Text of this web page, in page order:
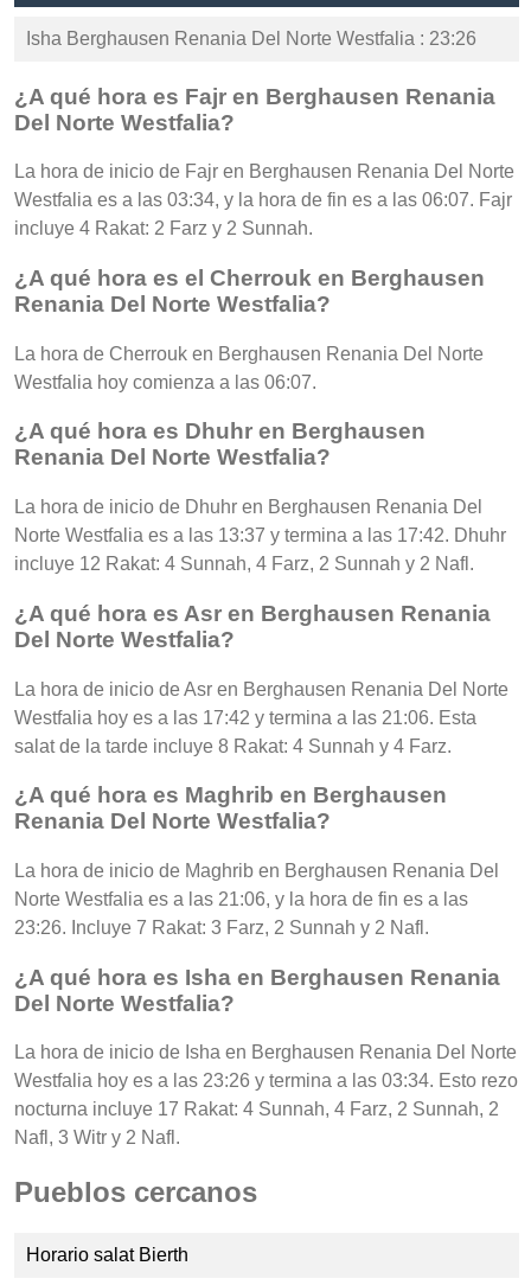
Isha Berghausen Renania Del Norte Westfalia : 23:26
¿A qué hora es Fajr en Berghausen Renania
Del Norte Westfalia?
La hora de inicio de Fajr en Berghausen Renania Del Norte
Westfalia es a las 03:34, y la hora de fin es a las 06:07. Fajr
incluye 4 Rakat: 2 Farz y 2 Sunnah.
¿A qué hora es el Cherrouk en Berghausen
Renania Del Norte Westfalia?
La hora de Cherrouk en Berghausen Renania Del Norte
Westfalia hoy comienza a las 06:07.
¿A qué hora es Dhuhr en Berghausen
Renania Del Norte Westfalia?
La hora de inicio de Dhuhr en Berghausen Renania Del
Norte Westfalia es a las 13:37 y termina a las 17:42. Dhuhr
incluye 12 Rakat: 4 Sunnah, 4 Farz, 2 Sunnah y 2 Nafl.
¿A qué hora es Asr en Berghausen Renania
Del Norte Westfalia?
La hora de inicio de Asr en Berghausen Renania Del Norte
Westfalia hoy es a las 17:42 y termina a las 21:06. Esta
salat de la tarde incluye 8 Rakat: 4 Sunnah y 4 Farz.
¿A qué hora es Maghrib en Berghausen
Renania Del Norte Westfalia?
La hora de inicio de Maghrib en Berghausen Renania Del
Norte Westfalia es a las 21:06, y la hora de fin es a las
23:26. Incluye 7 Rakat: 3 Farz, 2 Sunnah y 2 Nafl.
¿A qué hora es Isha en Berghausen Renania
Del Norte Westfalia?
La hora de inicio de Isha en Berghausen Renania Del Norte
Westfalia hoy es a las 23:26 y termina a las 03:34. Esto rezo
nocturna incluye 17 Rakat: 4 Sunnah, 4 Farz, 2 Sunnah, 2
Nafl, 3 Witr y 2 Nafl.
Pueblos cercanos
Horario salat Bierth